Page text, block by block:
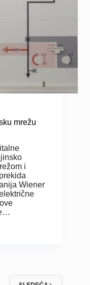
mrežu
i
Wiener